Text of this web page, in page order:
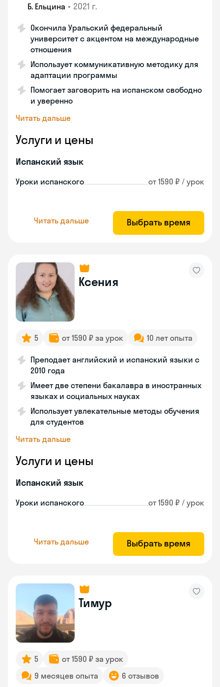
Б. Ельцина • 2021 г.
Окончила Уральский федеральный
университет с акцентом на международные
отношения
Использует коммуникативную методику для
адаптации программы
Помогает заговорить на испанском свободно
и уверенно
Читать дальше
Услуги и цены
Испанский язык
Уроки испанского от 1590 ₽ / урок
Читать дальше Выбрать время
Ксения
5 от 1590 ₽ за урок 10 лет опыта
Преподает английский и испанский языки с
2010 года
Имеет две степени бакалавра в иностранных
языках и социальных науках
Использует увлекательные методы обучения
для студентов
Читать дальше
Услуги и цены
Испанский язык
Уроки испанского от 1590 ₽ / урок
Читать дальше Выбрать время
Тимур
5
от 1590 ₽ за урок
9 месяцев опыта
6 отзывов